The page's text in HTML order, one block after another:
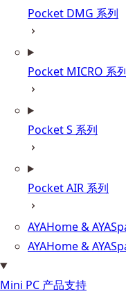
Pocket DMG 系列
Pocket MICRO 系
Pocket S 系列
Pocket AIR 系列
AYAHome &
AYAHome &
Mini PC 产品支持